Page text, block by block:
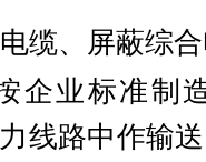
缆、 屏蔽综合
企业标准制
线路中作输